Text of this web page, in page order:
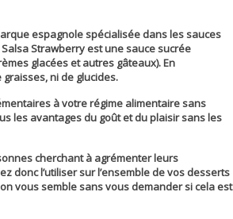
espagnole spécialisée dans les sauces
Salsa Strawberry est une sauce sucrée
glacées et autres gâteaux). En
ni de glucides.
à votre régime alimentaire sans
les avantages du goût et du plaisir sans les
cherchant à agrémenter leurs
donc l’utiliser sur l’ensemble de vos desserts
vous semble sans vous demander si cela est